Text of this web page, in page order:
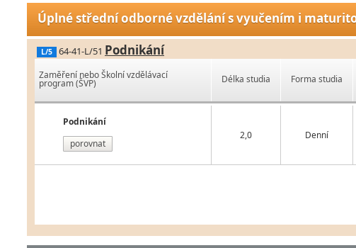
Úplné střední odborné vzdělání s vyučením i
L/5 64-41-L/51 Podnikání
Zaměření nebo Školní vzdělávací
program (ŠVP)
Podnikání
porovnat
Délka studia Forma studia
2,0 Denní